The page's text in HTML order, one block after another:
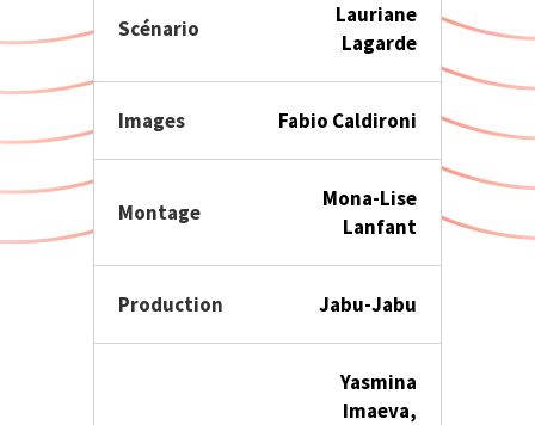
Scénario
Lauriane
Lagarde
Images Fabio Caldironi
Montage
Mona-Lise
Lanfant
Production Jabu-Jabu
Yasmina
Imaeva,